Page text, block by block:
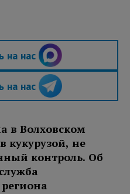
на нас
на нас
в Волховском
кукурузой, не
контроль. Об
региона